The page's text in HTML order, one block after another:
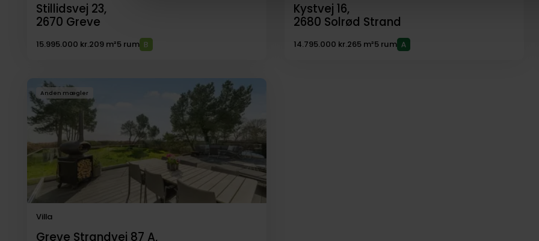
Stillidsvej 23,
2670 Greve
15.995.000 kr.209 m²5 rum
Kystvej 16,
2680 Solrød Strand
14.795.000 kr.265 m²5 rum
Anden mægler
Villa
Greve Strandvej 87 A,